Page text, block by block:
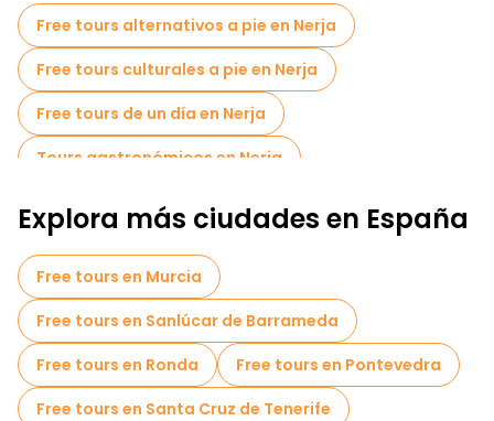
natural con impresionantes estalactitas y estalagmitas. Su
guía le explicará la historia de las cuevas y su papel en el
desarrollo de la ciudad.
Tanto si le cautiva la belleza de la costa de Nerja como sus
lugares históricos o sus maravillas naturales, una visita
guiada gratuita enriquecerá su experiencia de esta
encantadora ciudad.
Free tours alternativos a pie en Nerja
Free tours culturales a pie en Nerja
Free tours de un día en Nerja
Tours gastronómicos en Nerja
Explora más ciudades en España
Free tours en Murcia
Free tours en Sanlúcar de Barrameda
Free tours en Ronda
Free tours en Pontevedra
Free tours en Santa Cruz de Tenerife